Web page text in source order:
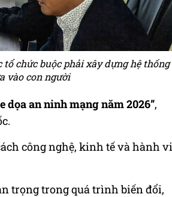
chức buộc phải xây dựng hệ thống
vào con người
dọaan ninhmạng năm 2026”,
công nghệ, kinh tế và hành vi
trọng trong quá trình biến đổi,